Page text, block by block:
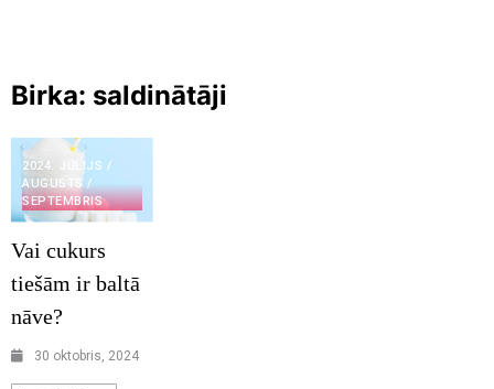
Birka: saldinātāji
2024. JŪLIJS /
AUGUSTS /
SEPTEMBRIS
Vai cukurs
tiešām ir baltā
nāve?
30 oktobris, 2024